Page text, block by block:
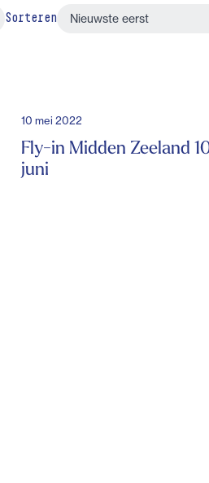
Sorteren
10 mei 2022
Fly-in Midden Zeeland
juni